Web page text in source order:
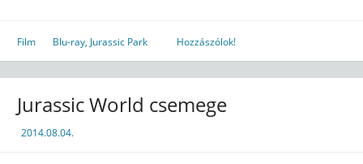
Film Blu-ray, Jurassic Park Hozzászólok!
Jurassic World csemege
2014.08.04.